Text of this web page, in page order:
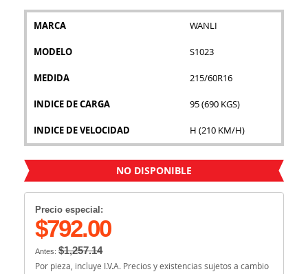
MARCA WANLI
MODELO S1023
MEDIDA 215/60R16
INDICE DE CARGA 95 (690 KGS)
INDICE DE VELOCIDAD H (210 KM/H)
NO DISPONIBLE
Precio especial:
$792.00
Antes: $1,257.14
Por pieza, incluye I.V.A. Precios y existencias sujetos a cambio
galería
imágenes